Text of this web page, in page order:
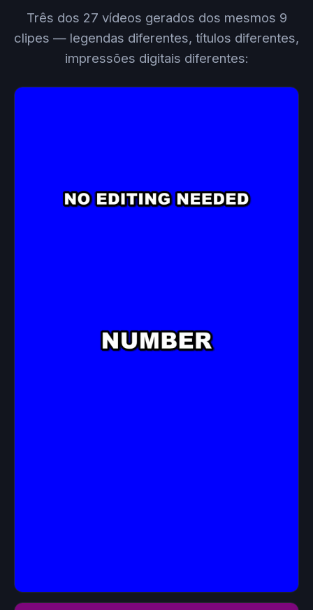
Três dos 27 vídeos gerados dos mesmos 9
clipes — legendas diferentes, títulos diferentes,
impressões digitais diferentes: